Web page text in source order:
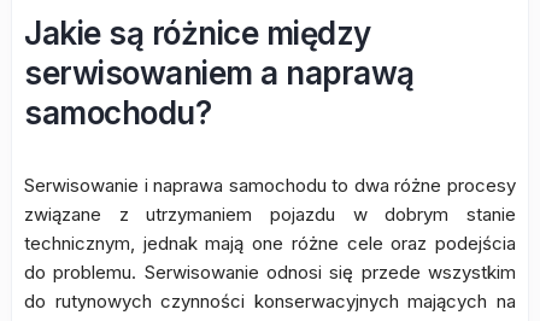
Jakie są różnice między
serwisowaniem a naprawą
samochodu?
Serwisowanie i naprawa samochodu to dwa różne procesy
związane z utrzymaniem pojazdu w dobrym stanie
technicznym, jednak mają one różne cele oraz podejścia
do problemu. Serwisowanie odnosi się przede wszystkim
do rutynowych czynności konserwacyjnych mających na